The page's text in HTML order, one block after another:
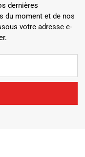
dernières
du moment et de nos
votre adresse e-